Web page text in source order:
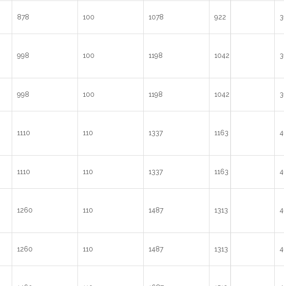
878 100 1078 922
998 100 1198 1042
998 100 1198 1042
1110 110 1337 1163
1110 110 1337 1163
1260 110 1487 1313
1260 110 1487 1313